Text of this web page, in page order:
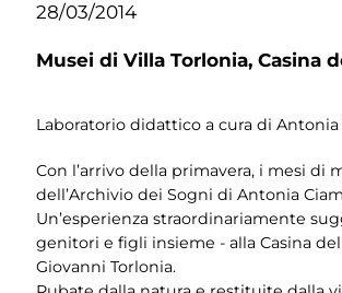
28/03/2014
Musei di Villa Torlonia, Casina
Laboratorio didattico a cura di Antonia
Con l’arrivo della primavera, i mesi
dell’Archivio dei Sogni di Antonia
Un’esperienza straordinariamente
genitori e figli insieme - alla Casina
Giovanni Torlonia.